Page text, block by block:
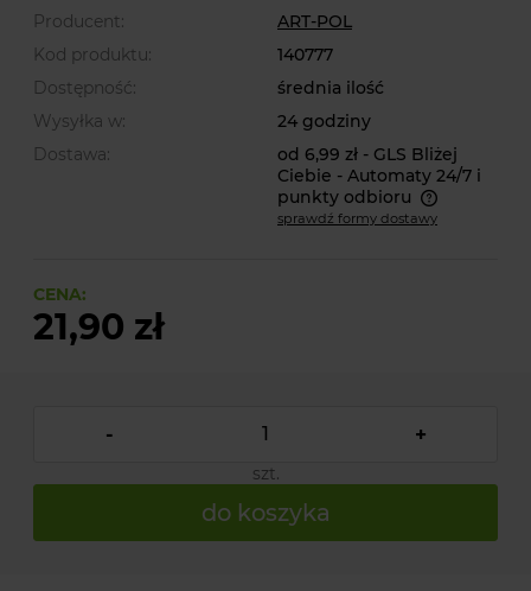
Producent:
ART-POL
Kod produktu:
140777
Dostępność:
średnia ilość
Wysyłka w:
24 godziny
Dostawa:
od 6,99 zł - GLS Bliżej
Ciebie - Automaty 24/7 i
punkty odbioru
Cena nie zawiera ewentualnych kosztów płatności
sprawdź formy dostawy
CENA:
21,90 zł
- +
szt.
do koszyka